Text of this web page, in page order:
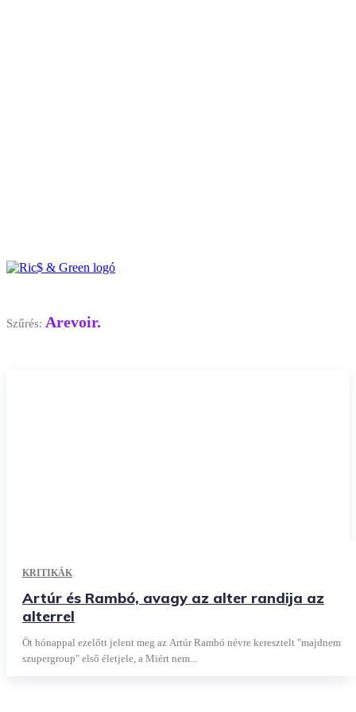
Szűrés: Arevoir.
KRITIKÁK
Artúr és Rambó, avagy az alter randija az
alterrel
Öt hónappal ezelőtt jelent meg az Artúr Rambó névre keresztelt "majdnem
szupergroup" első életjele, a Miért nem...